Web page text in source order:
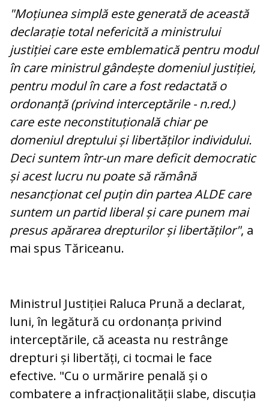
"Moțiunea simplă este generată de această
declarație total nefericită a ministrului
justiției care este emblematică pentru modul
în care ministrul gândește domeniul justiției,
pentru modul în care a fost redactată o
ordonanță (privind interceptările - n.red.)
care este neconstituțională chiar pe
domeniul dreptului și libertăților individului.
Deci suntem într-un mare deficit democratic
și acest lucru nu poate să rămână
nesancționat cel puțin din partea ALDE care
suntem un partid liberal și care punem mai
presus apărarea drepturilor și libertăților", a
mai spus Tăriceanu.
Ministrul Justiției Raluca Prună a declarat,
luni, în legătură cu ordonanța privind
interceptările, că aceasta nu restrânge
drepturi și libertăți, ci tocmai le face
efective. "Cu o urmărire penală și o
combatere a infracționalității slabe, discuția